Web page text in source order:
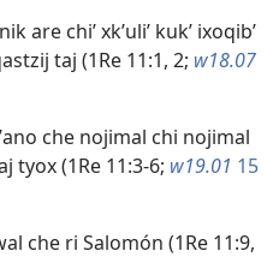
are chiʼ xkʼuliʼ kukʼ ixoqibʼ
taj (1Re 11:1, 2; w18.07
che nojimal chi nojimal
tyox (1Re 11:3-6; w19.01 15
che ri Salomón (1Re 11:9,